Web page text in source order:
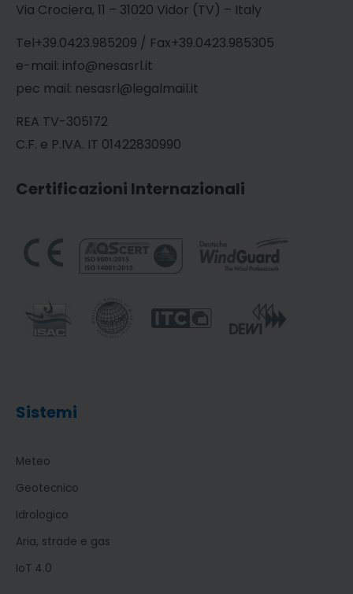
Via Crociera, 11 – 31020 Vidor (TV) – Italy
Tel+39.0423.985209 / Fax+39.0423.985305
e-mail: info@nesasrl.it
pec mail: nesasrl@legalmail.it
REA TV-305172
C.F. e P.IVA. IT 01422830990
Certificazioni Internazionali
Sistemi
Meteo
Geotecnico
Idrologico
Aria, strade e gas
IoT 4.0